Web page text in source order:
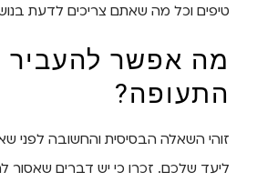
טיפים וכל מה שאתם צריכים לדעת
מה אפשר להעביר
התעופה?
זוהי השאלה הבסיסית והחשובה לפני
ליעד שלכם. זכרו כי יש דברים שאסור